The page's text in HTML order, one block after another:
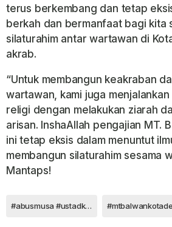
terus berkembang dan tetap
berkah dan bermanfaat bagi kita
silaturahim antar wartawan di
akrab.
“Untuk membangun keakraban
wartawan, kami juga
religi dengan melakukan ziarah
arisan. InshaAllah pengajian MT.
ini tetap eksis dalam menuntut
membangun silaturahim sesama
Mantaps!
#abusmusa #ustadkece #pengajianmtbalwandepok